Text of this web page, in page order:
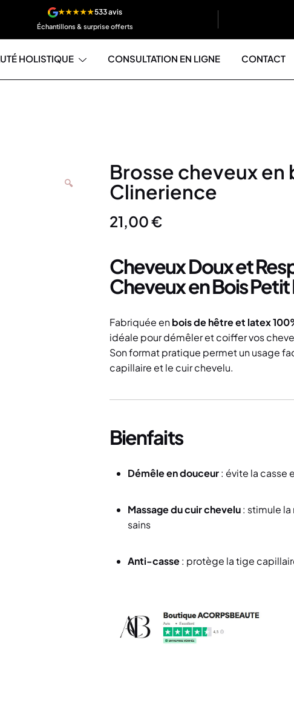
★★★★★533 avis
Échantillons & surprise offerts
HOLISTIQUE CONSULTATION EN LIGNE CONTACT
🔍
Brosse cheveux
Clinerience
21,00€
Cheveux Doux et
Cheveux en Bois
Fabriquée enbois de hêtre et latex
idéale pour démêler et coiffer vos
Son format pratique permet un usage
capillaire et le cuir chevelu.
Bienfaits
Démêle en douceur: évite la casse
Massage du cuir chevelu: stimule
sains
Anti-casse: protège la tige